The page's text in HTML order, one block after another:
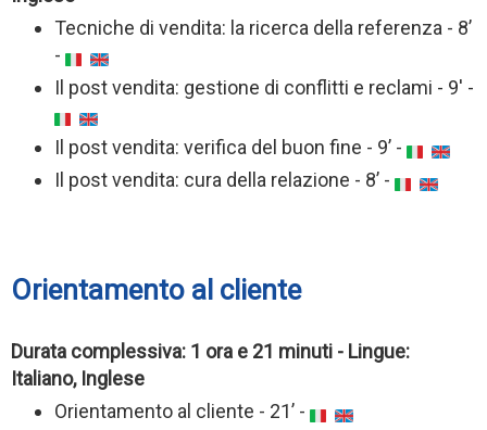
Tecniche di vendita: la ricerca della referenza - 8’
-
Il post vendita: gestione di conflitti e reclami - 9' -
Il post vendita: verifica del buon fine - 9’ -
Il post vendita: cura della relazione - 8’ -
Orientamento al cliente
Durata complessiva: 1 ora e 21 minuti - Lingue:
Italiano, Inglese
Orientamento al cliente - 21’ -